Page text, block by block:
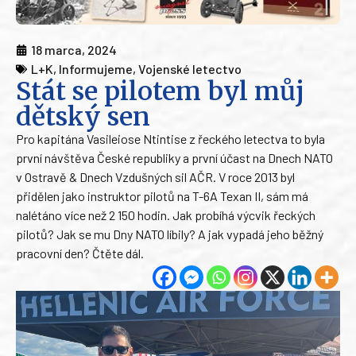
18 marca, 2024
L+K, Informujeme, Vojenské letectvo
Stát se pilotem byl můj
dětský sen
Pro kapitána Vasileiose Ntintise z řeckého letectva to byla
první návštěva České republiky a první účast na Dnech NATO
v Ostravě & Dnech Vzdušných sil AČR. V roce 2013 byl
přidělen jako instruktor pilotů na T-6A Texan II, sám má
nalétáno více než 2 150 hodin. Jak probíhá výcvik řeckých
pilotů? Jak se mu Dny NATO líbily? A jak vypadá jeho běžný
pracovní den? Čtěte dál.